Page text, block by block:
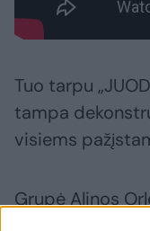
Tuo tarpu
tampa
visiems
Grupė Alinos